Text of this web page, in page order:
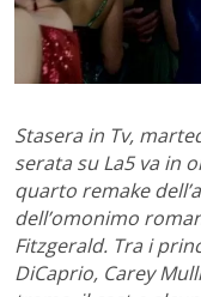
Stasera in Tv,
serata su La5 va in
quarto remake
dell’omonimo
Fitzgerald. Tra i
DiCaprio, Carey